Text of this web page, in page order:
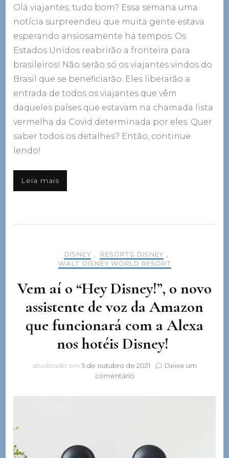
Olá viajantes, tudo bom? Essa semana uma
notícia surpreendeu que muita gente estava
esperando ansiosamente há tempos: Os
Estados Unidos reabrirão a fronteira para
brasileiros! Não serão só os viajantes vindos do
Brasil que se beneficiarão. Eles liberarão a
entrada de todos os viajantes que vêm
daqueles países que estavam na chamada lista
vermelha da Covid determinada por eles. Quer
saber todos os detalhes? Então, continue
lendo!
Leia mais
DISNEY , RESORTS DISNEY ,
WALT DISNEY WORLD RESORT
Vem aí o “Hey Disney!”, o novo
assistente de voz da Amazon
que funcionará com a Alexa
nos hotéis Disney!
atualizado em 5 de outubro de 2021
Deixe um
comentárioem
novo